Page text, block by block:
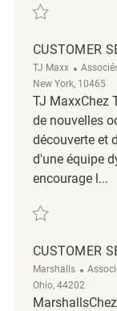
Sauvegarder
CUSTOMER
TJ Maxx
New York, 10465
TJ MaxxChez
de nouvelles
découverte et
d'une équipe
encourage l...
Sauvegarder
CUSTOMER
Marshalls
Ohio, 44202